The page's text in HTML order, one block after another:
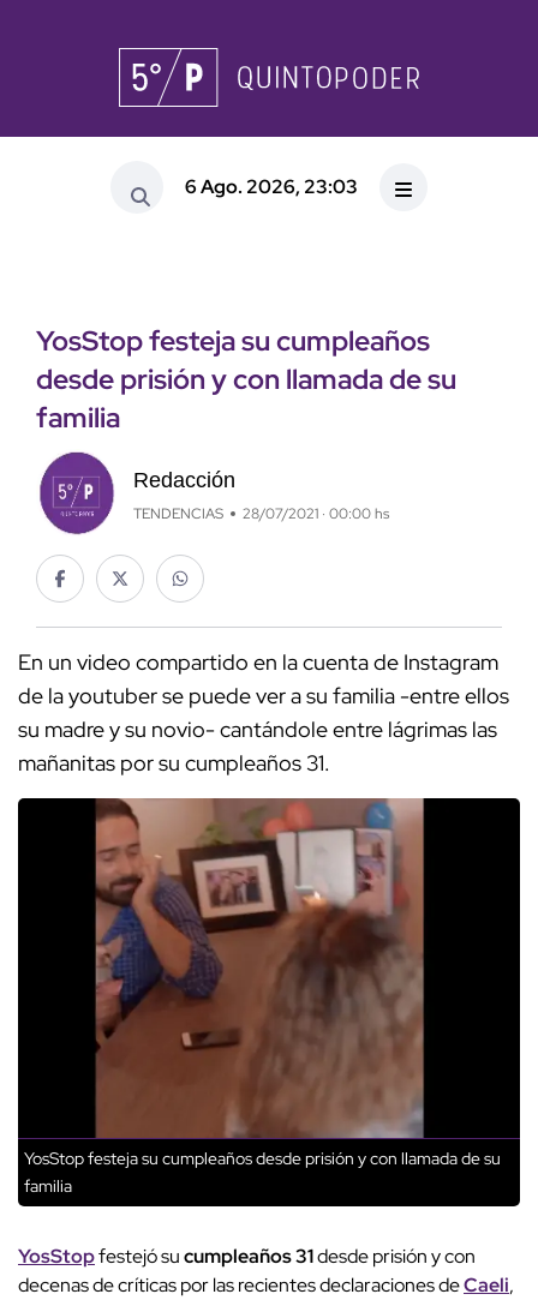
6 Ago. 2026, 23:03
YosStop festeja su cumpleaños
desde prisión y con llamada de su
familia
Redacción
TENDENCIAS 28/07/2021 · 00:00 hs
En un video compartido en la cuenta de Instagram
de la youtuber se puede ver a su familia -entre ellos
su madre y su novio- cantándole entre lágrimas las
mañanitas por su cumpleaños 31.
YosStop festeja su cumpleaños desde prisión y con llamada de su
familia
YosStopfestejó sucumpleaños 31desde prisión y con
decenas de críticas por las recientes declaraciones deCaeli,